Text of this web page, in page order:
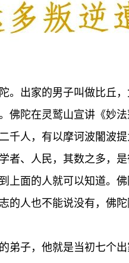
。出家的男子叫做比丘
陀在灵鹫山宣讲《妙
人，有以摩诃波闍波
、人民，其数之多，是
上面的人就可以知道。
的人也不能说没有，佛
子，他就是当初七个出